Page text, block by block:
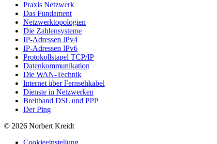
Praxis Netzwerk
Das Fundament
Netzwerktopologien
Die Zahlensysteme
IP-Adressen IPv4
IP-Adressen IPv6
Protokollstapel TCP/IP
Datenkommunikation
Die WAN-Technik
Internet über Fernsehkabel
Dienste in Netzwerken
Breitband DSL und PPP
Der Ping
© 2026 Norbert Kreidt
Cookieeinstellung